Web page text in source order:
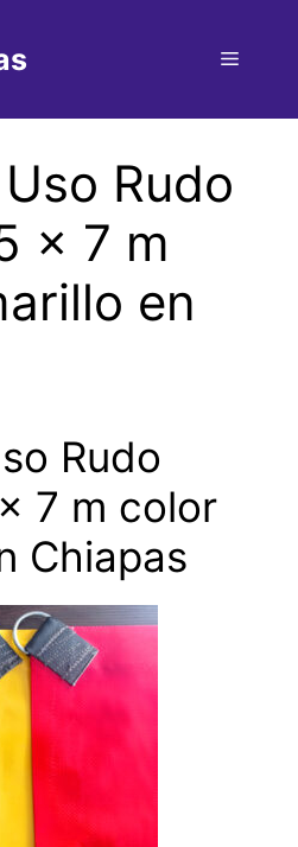
Menú
Rudo
x 7 m
en
Rudo
7 m color
Chiapas